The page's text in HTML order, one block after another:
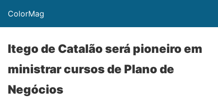
ColorMag
Itego de Catalão será pioneiro em
ministrar cursos de Plano de
Negócios